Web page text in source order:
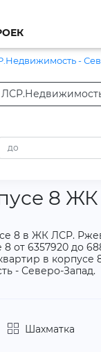
-
8
8 в ЖК ЛСР.
от 6357920 до
в
- Северо-Запад.
Шахматка